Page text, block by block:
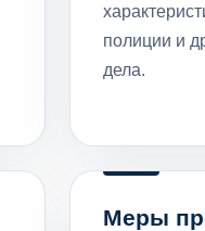
полиции и
дела.
Меры